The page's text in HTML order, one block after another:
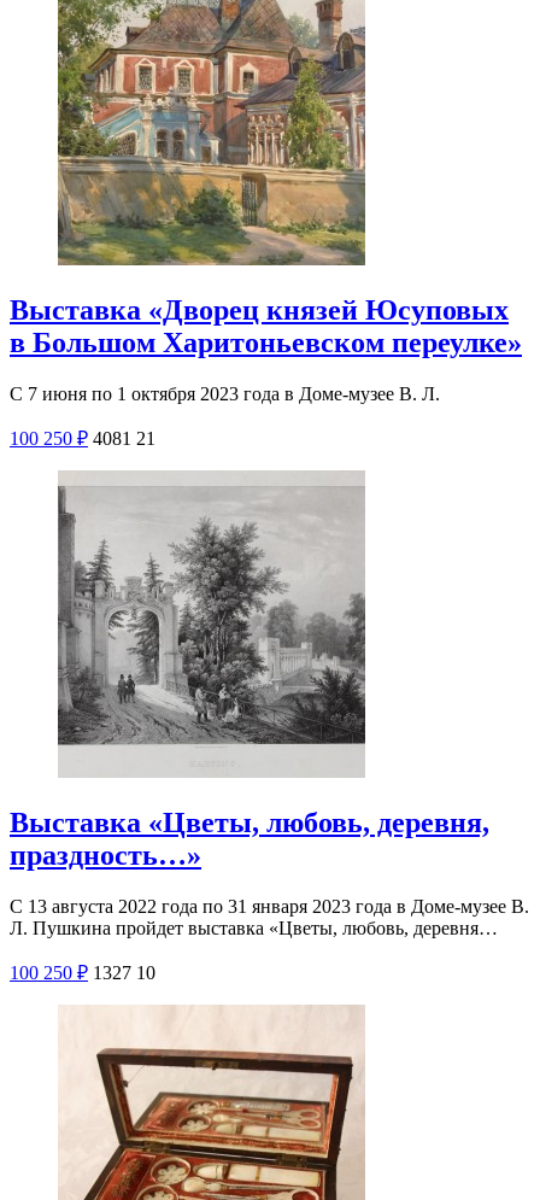
Выставка «Дворец князей Юсуповых
в Большом Харитоньевском переулке»
С 7 июня по 1 октября 2023 года в Доме-музее В. Л.
100 250 ₽ 4081 21
Выставка «Цветы, любовь, деревня,
праздность…»
С 13 августа 2022 года по 31 января 2023 года в Доме-музее В.
Л. Пушкина пройдет выставка «Цветы, любовь, деревня…
100 250 ₽ 1327 10